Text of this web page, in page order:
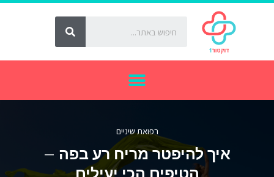
רפואת שיניים
איך להיפטר מריח רע בפה –